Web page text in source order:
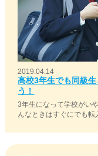
2019.04.14
高校3年生でも同級
う！
3年生になって学校がい
んなときはすぐにでも